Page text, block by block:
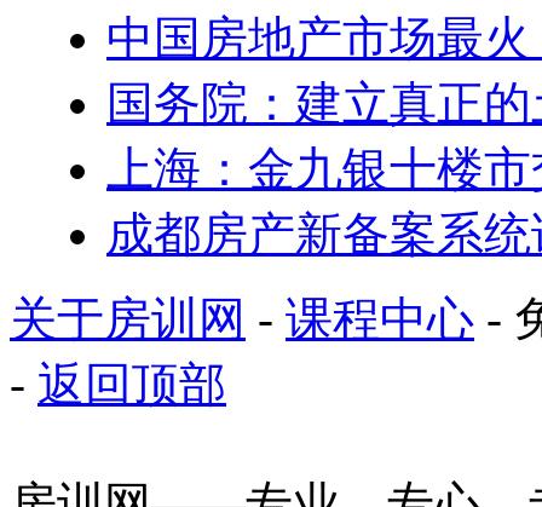
中国房地产市场最
国务院：建立真正
上海：金九银十楼
成都房产新备案系
关于房训网 - 课程中心 -
- 返回顶部